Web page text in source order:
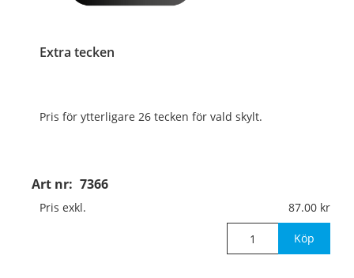
Extra tecken
Art nr: 7366
Pris för ytterligare 26 tecken för vald skylt.
Pris exkl. 87.00
Köp